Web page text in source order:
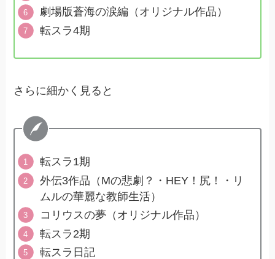
劇場版蒼海の涙編（オリジナル作品）
転スラ4期
さらに細かく見ると
転スラ1期
外伝3作品（Mの悲劇？・HEY！尻！・リ
ムルの華麗な教師生活）
コリウスの夢（オリジナル作品）
転スラ2期
転スラ日記